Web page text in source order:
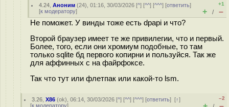
4.24 ,Аноним (24), 01:16, 30/03/2026 [^] [^^] [^^^] [ответить]
[к модератору]
+1
+ / –
Не поможет. У винды тоже есть dpapi и что?
Второй браузер имеет те же привилегии, что и первый.
Более, того, если они хромиум подобные, то там
только sqlite бд первого копирни и пользуйся. Так же
для аффинных с на файрфоксе.
Так что тут или флетпак или какой-то lsm.
3.26 ,X86 (ok), 06:14, 30/03/2026 [^] [^^] [^^^] [ответить][↑]
[к модератору]
–2